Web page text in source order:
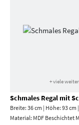
+ viele
Schmales Regal mit
Breite: 36 cm | Höhe: 93 cm
Material: MDF Beschichtet